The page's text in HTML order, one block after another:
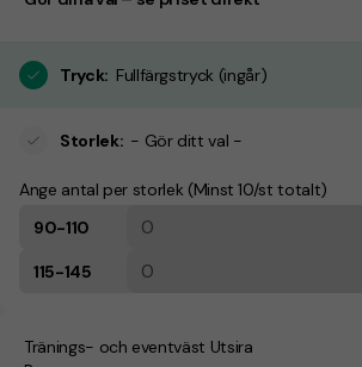
Tryck: Fullfärgstryck (ingår)
Storlek: - Gör ditt val -
Ange antal per storlek (Minst 10/st totalt)
90-110
115-145
Tränings- och eventväst Utsira